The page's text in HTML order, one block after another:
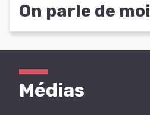
On parle de moi
Médias